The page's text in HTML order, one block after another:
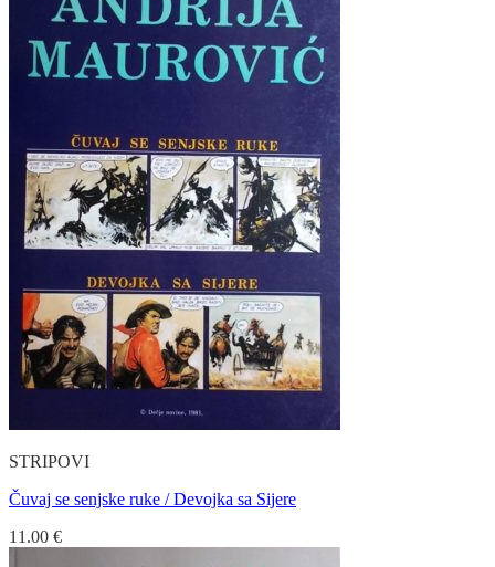
STRIPOVI
Čuvaj se senjske ruke / Devojka sa Sijere
11.00 €